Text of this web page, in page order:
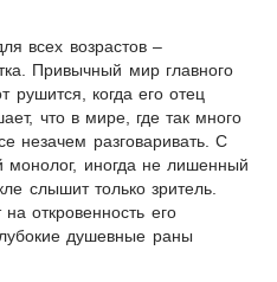
всех возрастов –
Привычный мир главного
рушится, когда его отец
что в мире, где так много
незачем разговаривать. С
монолог, иногда не лишенный
слышит только зритель.
откровенность его
душевные раны